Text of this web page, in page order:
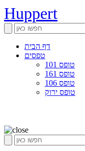
Huppert
דף הבית
טפסים
טופס 101
טופס 161
טופס 106
טופס ירוק